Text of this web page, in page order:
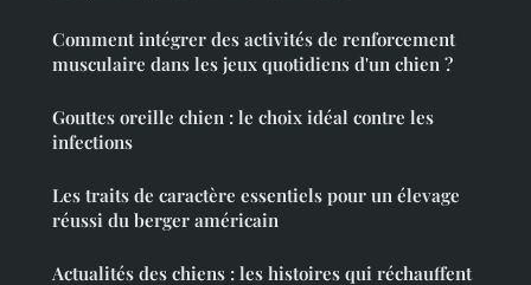
Comment intégrer des activités de renforcement
musculaire dans les jeux quotidiens d'un chien ?
Gouttes oreille chien : le choix idéal contre les
infections
Les traits de caractère essentiels pour un élevage
réussi du berger américain
Actualités des chiens : les histoires qui réchauffent